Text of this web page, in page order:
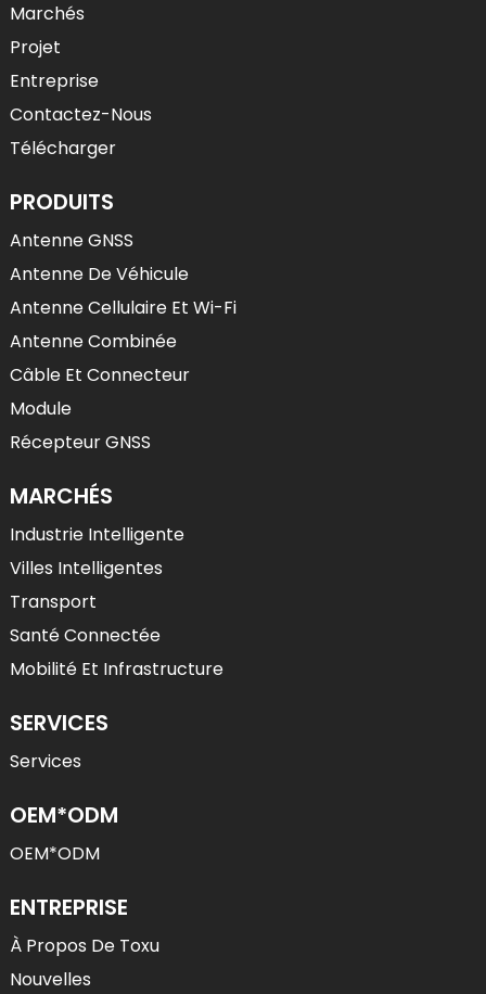
Marchés
Projet
Entreprise
Contactez-Nous
Télécharger
PRODUITS
Antenne GNSS
Antenne De Véhicule
Antenne Cellulaire Et Wi-Fi
Antenne Combinée
Câble Et Connecteur
Module
Récepteur GNSS
MARCHÉS
Industrie Intelligente
Villes Intelligentes
Transport
Santé Connectée
Mobilité Et Infrastructure
SERVICES
Services
OEM*ODM
OEM*ODM
ENTREPRISE
À Propos De Toxu
Nouvelles